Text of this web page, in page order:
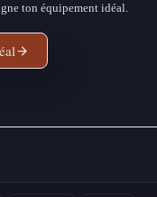
ton équipement idéal.